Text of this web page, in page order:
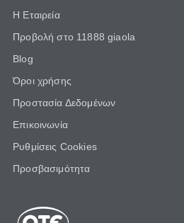
Η Εταιρεία
Προβολή στο 11888 giaola
Blog
Όροι χρήσης
Προστασία Δεδομένων
Επικοινωνία
Ρυθμίσεις Cookies
Προσβασιμότητα